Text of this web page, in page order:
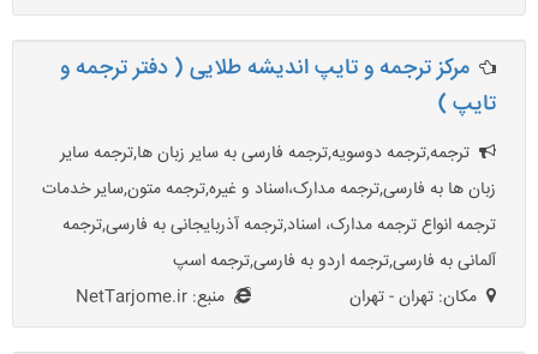
مرکز ترجمه و تایپ اندیشه طلایی ( دفتر ترجمه و
تایپ )
ترجمه,ترجمه دوسویه,ترجمه فارسی به سایر زبان ها,ترجمه سایر
زبان ها به فارسی,ترجمه مدارک،اسناد و غیره,ترجمه متون,سایر خدمات
ترجمه انواع ترجمه مدارک، اسناد,ترجمه آذربایجانی به فارسی,ترجمه
آلمانی به فارسی,ترجمه اردو به فارسی,ترجمه اسپ
مکان: تهران - تهران
منبع: NetTarjome.ir